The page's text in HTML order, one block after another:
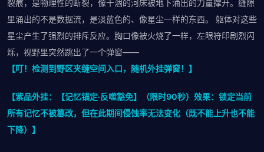
裂痕，是物理性的断裂，像干涸的河床被地下涌出的力量撑开。缝隙
里涌出的不是数据流，是淡蓝色的、像星尘一样的东西。 躯体对这些
星尘产生了强烈的排斥反应。胸口像被火烧了一样，左眼符印剧烈闪
烁，视野里突然跳出了一个弹窗——
【叮！检测到野区夹缝空间入口，随机外挂弹窗！】
【紫品外挂：【记忆锚定·反噬豁免】（限时90秒）效果：锁定当前
所有记忆不被篡改，但在此期间侵蚀率无法变化（既不能上升也不能
下降）】